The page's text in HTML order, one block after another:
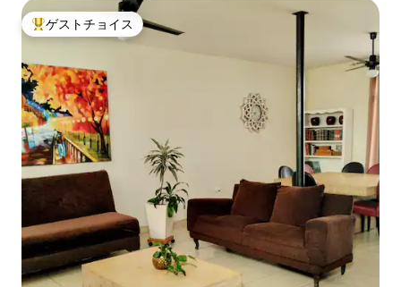
大好評のゲストチョイスです。
ゲストチョイス